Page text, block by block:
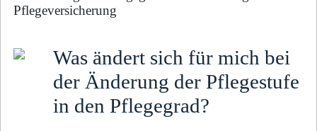
Was ändert sich für mich bei
der Änderung der Pflegestufe
in den Pflegegrad?